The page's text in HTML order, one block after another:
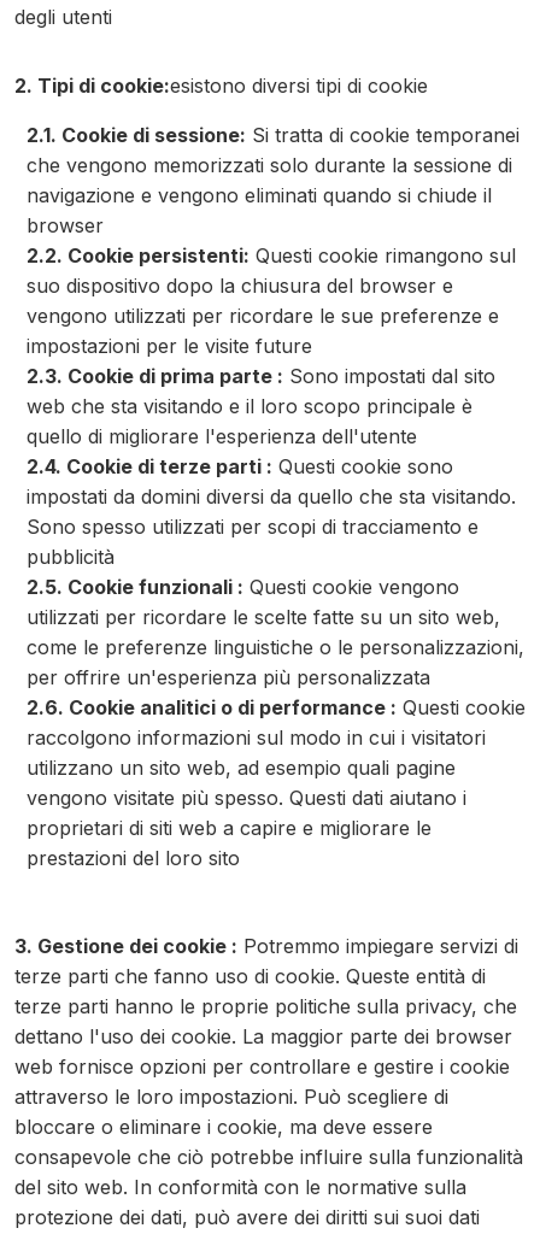
degli utenti
2. Tipi di cookie:esistono diversi tipi di cookie
2.1. Cookie di sessione: Si tratta di cookie temporanei
che vengono memorizzati solo durante la sessione di
navigazione e vengono eliminati quando si chiude il
browser
2.2. Cookie persistenti: Questi cookie rimangono sul
suo dispositivo dopo la chiusura del browser e
vengono utilizzati per ricordare le sue preferenze e
impostazioni per le visite future
2.3. Cookie di prima parte : Sono impostati dal sito
web che sta visitando e il loro scopo principale è
quello di migliorare l'esperienza dell'utente
2.4. Cookie di terze parti : Questi cookie sono
impostati da domini diversi da quello che sta visitando.
Sono spesso utilizzati per scopi di tracciamento e
pubblicità
2.5. Cookie funzionali : Questi cookie vengono
utilizzati per ricordare le scelte fatte su un sito web,
come le preferenze linguistiche o le personalizzazioni,
per offrire un'esperienza più personalizzata
2.6. Cookie analitici o di performance : Questi cookie
raccolgono informazioni sul modo in cui i visitatori
utilizzano un sito web, ad esempio quali pagine
vengono visitate più spesso. Questi dati aiutano i
proprietari di siti web a capire e migliorare le
prestazioni del loro sito
3. Gestione dei cookie : Potremmo impiegare servizi di
terze parti che fanno uso di cookie. Queste entità di
terze parti hanno le proprie politiche sulla privacy, che
dettano l'uso dei cookie. La maggior parte dei browser
web fornisce opzioni per controllare e gestire i cookie
attraverso le loro impostazioni. Può scegliere di
bloccare o eliminare i cookie, ma deve essere
consapevole che ciò potrebbe influire sulla funzionalità
del sito web. In conformità con le normative sulla
protezione dei dati, può avere dei diritti sui suoi dati